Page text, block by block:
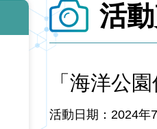
活
「海洋公
活動日期：2024年